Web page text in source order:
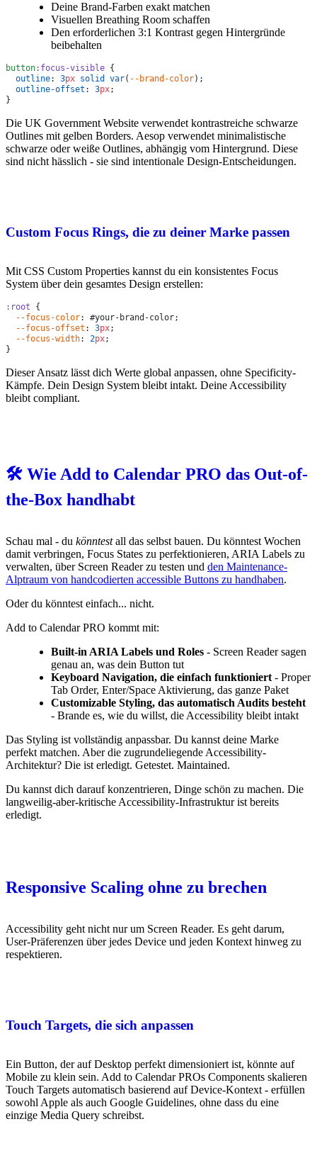
Deine Brand-Farben exakt matchen
Visuellen Breathing Room schaffen
Den erforderlichen 3:1 Kontrast gegen Hintergründe
beibehalten
button:focus-visible
  outline
: 3px solid var( --brand-color
  outline-offset
: 3px
Die UK Government Website verwendet kontrastreiche schwarze
Outlines mit gelben Borders. Aesop verwendet minimalistische
schwarze oder weiße Outlines, abhängig vom Hintergrund. Diese
sind nicht hässlich - sie sind intentionale Design-Entscheidungen.
Custom Focus Rings, die zu deiner Marke passen
Mit CSS Custom Properties kannst du ein konsistentes Focus
System über dein gesamtes Design erstellen:
:root
  --focus-color
  --focus-offset
: 3px
  --focus-width
: 2px
Dieser Ansatz lässt dich Werte global anpassen, ohne Specificity-
Kämpfe. Dein Design System bleibt intakt. Deine Accessibility
bleibt compliant.
🛠️ Wie Add to Calendar PRO das Out-of-
the-Box handhabt
Schau mal - du könntestall das selbst bauen. Du könntest Wochen
damit verbringen, Focus States zu perfektionieren, ARIA Labels zu
verwalten, über Screen Reader zu testen und den Maintenance-
Alptraum von handcodierten accessible Buttons zu handhaben.
Oder du könntest einfach... nicht.
Add to Calendar PRO kommt mit:
Built-in ARIA Labels und Roles - Screen Reader sagen
genau an, was dein Button tut
Keyboard Navigation, die einfach funktioniert - Proper
Tab Order, Enter/Space Aktivierung, das ganze Paket
Customizable Styling, das automatisch Audits besteht
- Brande es, wie du willst, die Accessibility bleibt intakt
Das Styling ist vollständig anpassbar. Du kannst deine Marke
perfekt matchen. Aber die zugrundeliegende Accessibility-
Architektur? Die ist erledigt. Getestet. Maintained.
Du kannst dich darauf konzentrieren, Dinge schön zu machen. Die
langweilig-aber-kritische Accessibility-Infrastruktur ist bereits
erledigt.
Responsive Scaling ohne zu brechen
Accessibility geht nicht nur um Screen Reader. Es geht darum,
User-Präferenzen über jedes Device und jeden Kontext hinweg zu
respektieren.
Touch Targets, die sich anpassen
Ein Button, der auf Desktop perfekt dimensioniert ist, könnte auf
Mobile zu klein sein. Add to Calendar PROs Components skalieren
Touch Targets automatisch basierend auf Device-Kontext - erfüllen
sowohl Apple als auch Google Guidelines, ohne dass du eine
einzige Media Query schreibst.